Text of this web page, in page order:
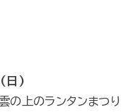
日)
上のランタンまつり